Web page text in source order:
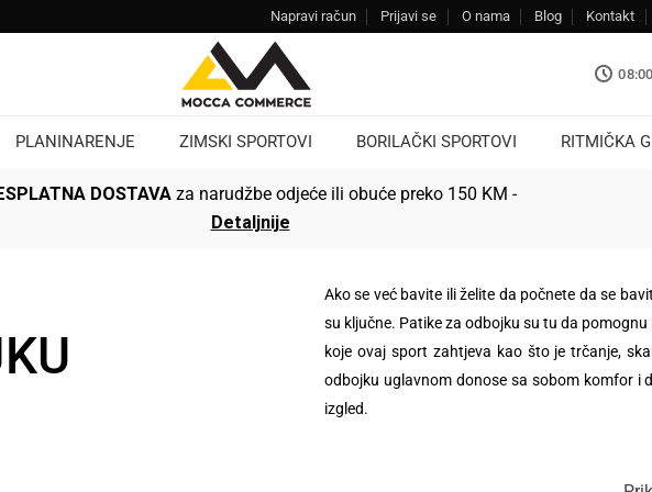
Napravi račun Prijavi se O nama Blog Kontakt
PLANINARENJE ZIMSKI SPORTOVI BORILAČKI SPORTOVI RITMIČKA
DOSTAVA za narudžbe odjeće ili obuće preko 150 KM -
Detaljnije
Ako se već bavite ili želite da počnete da se
su ključne. Patike za odbojku su tu da
koje ovaj sport zahtjeva kao što je trčanje,
odbojku uglavnom donose sa sobom komfor i
izgled.